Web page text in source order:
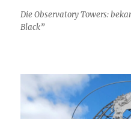
Die Observatory Towers:
Black”